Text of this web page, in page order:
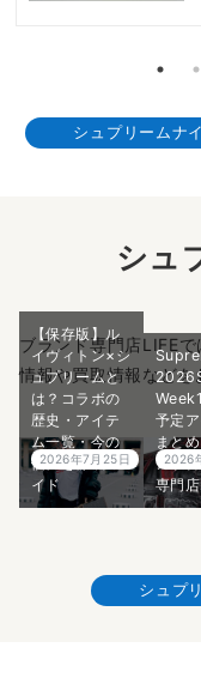
シュプリームナ
シュ
ブランド専門店LIFE
情報や買取情報などを
【保存版】ル
イヴィトン×シ
ュプリームと
は？コラボの
歴史・アイテ
ム一覧・今の
価値を徹底ガ
イド
2026年7月25日
予定
まと
ンド
専門
2026
シュプ